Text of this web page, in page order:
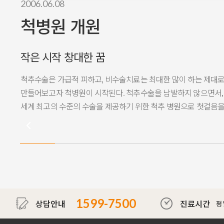
2006.06.08
척병원 개원
작은 시작 창대한 꿈
척추수술은 가급적 피하고, 비수술치료는 최대한 많이 하는 제대
만들어보고자 척병원이 시작된다. 척추수술을 남발하지 않으면
세계 최고의 수준의 수술을 제공하기 위한 척추 병원으로 첫걸음
상담안내 1599-7500 진료시간